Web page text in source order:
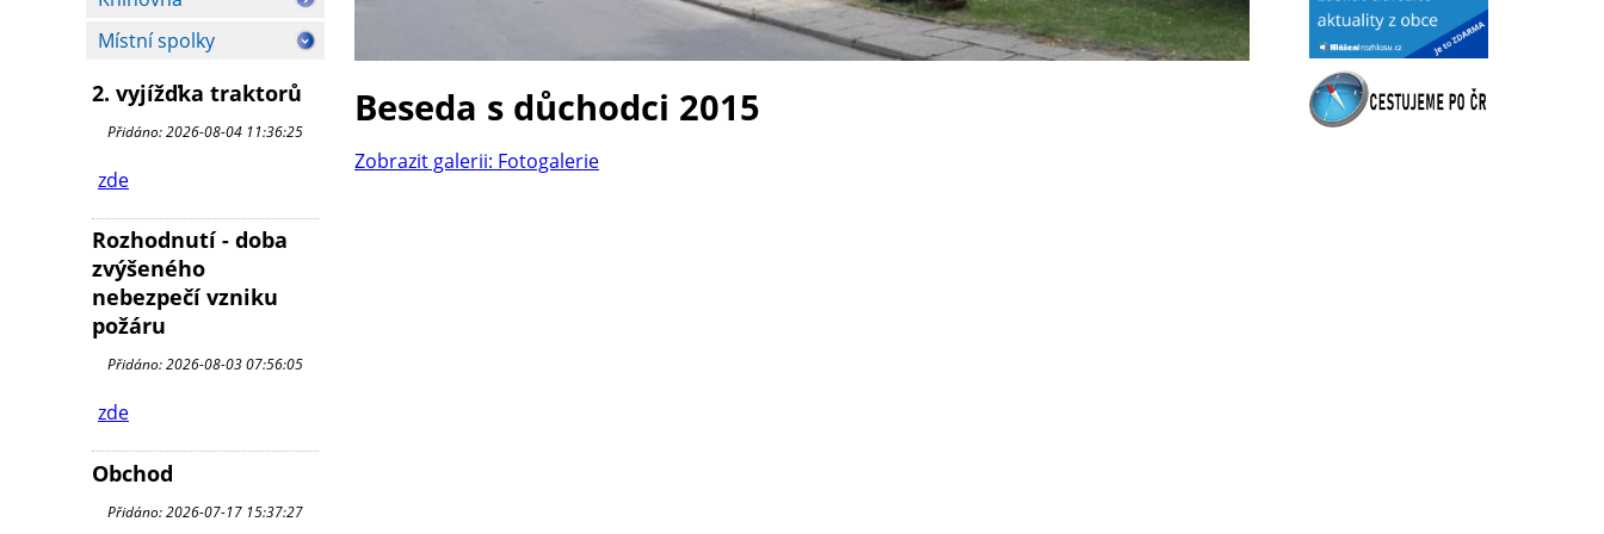
Místní spolky
2. vyjížďka traktorů
Přidáno: 2026-08-04 11:36:25
zde
Rozhodnutí - doba
zvýšeného
nebezpečí vzniku
požáru
Přidáno: 2026-08-03 07:56:05
zde
Obchod
Přidáno: 2026-07-17 15:37:27
Beseda s důchodci 2015
Zobrazit galerii: Fotogalerie